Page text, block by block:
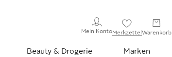
Mein KontoMerkzettelWarenkorb
Beauty & Drogerie
Marken